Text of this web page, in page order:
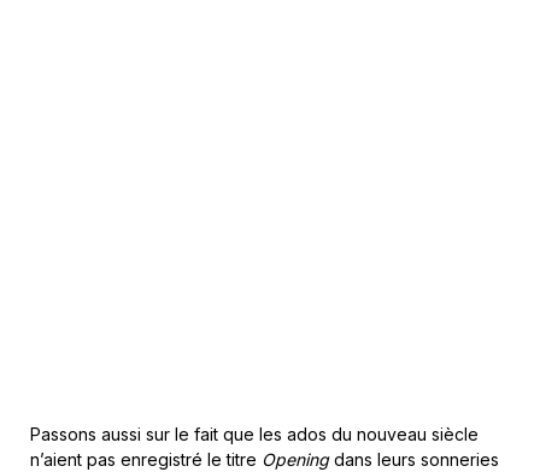
Passons aussi sur le fait que les ados du nouveau siècle
n’aient pas enregistré le titre Openingdans leurs sonneries